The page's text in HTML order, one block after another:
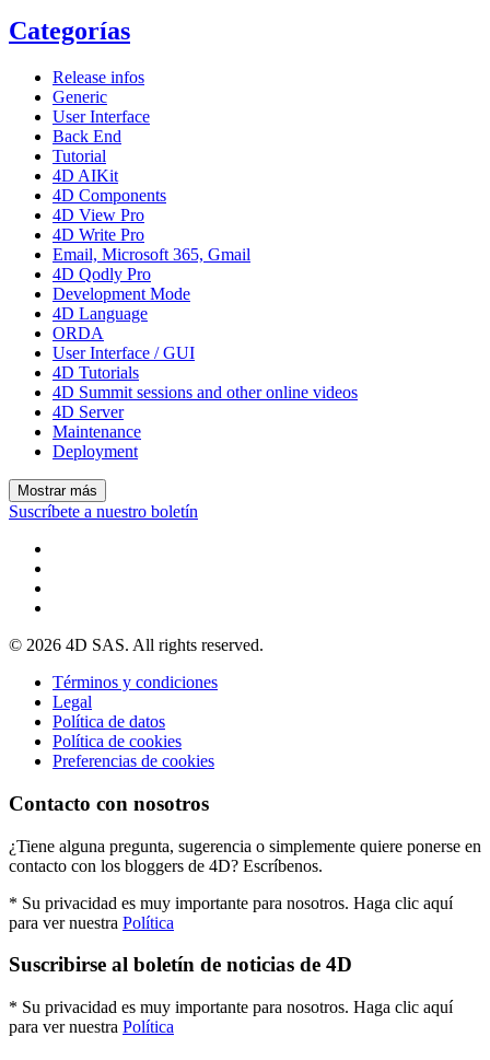
Categorías
Release infos
Generic
User Interface
Back End
Tutorial
4D AIKit
4D Components
4D View Pro
4D Write Pro
Email, Microsoft 365, Gmail
4D Qodly Pro
Development Mode
4D Language
ORDA
User Interface / GUI
4D Tutorials
4D Summit sessions and other online videos
4D Server
Maintenance
Deployment
Mostrar más
Suscríbete a nuestro boletín
© 2026 4D SAS. All rights reserved.
Términos y condiciones
Legal
Política de datos
Política de cookies
Preferencias de cookies
Contacto con nosotros
¿Tiene alguna pregunta, sugerencia o simplemente quiere ponerse en
contacto con los bloggers de 4D? Escríbenos.
* Su privacidad es muy importante para nosotros. Haga clic aquí
para ver nuestra Política
Suscribirse al boletín de noticias de 4D
* Su privacidad es muy importante para nosotros. Haga clic aquí
para ver nuestra Política